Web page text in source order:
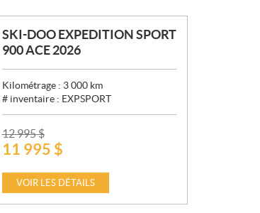
:
SKI-DOO EXPEDITION SPORT
900 ACE 2026
Kilométrage : 3 000 km
# inventaire : EXPSPORT
P
R
12 995$
11 995 $
VOIR LES DÉTAILS